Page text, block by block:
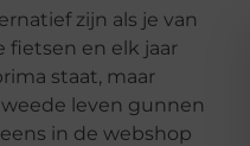
zijn als je van
fietsen en elk jaar
staat, maar
leven gunnen
in de webshop